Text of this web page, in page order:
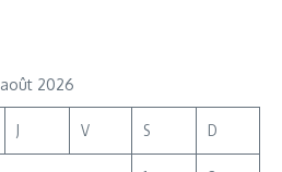
août 2026
J V S D